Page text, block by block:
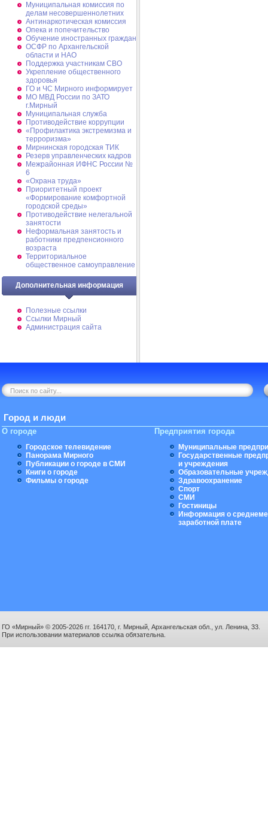
Муниципальная комиссия по
делам несовершеннолетних
Антинаркотическая комиссия
Опека и попечительство
Обучение иностранных граждан
ОСФР по Архангельской
области и НАО
Поддержка участникам СВО
Укрепление общественного
здоровья
ГО и ЧС Мирного информирует
МО МВД России по ЗАТО
г.Мирный
Муниципальная cлужба
Противодействие коррупции
«Профилактика экстремизма и
терроризма»
Мирнинская городская ТИК
Резерв управленческих кадров
Межрайонная ИФНС России №
6
«Охрана труда»
Приоритетный проект
«Формирование комфортной
городской среды»
Противодействие нелегальной
занятости
Неформальная занятость и
работники предпенсионного
возраста
Территориальное
общественное самоуправление
Дополнительная информация
Полезные ссылки
Ссылки Мирный
Администрация сайта
Город и люди
О городе
Городское телевидение
Панорама Мирного
Публикации о городе в СМИ
Книги о городе
Фильмы о городе
Предприятия города
Муниципальные
Государственные
и учреждения
Образовательные
Здравоохранение
Спорт
СМИ
Гостиницы
Информация о
заработной плате
ГО «Мирный» © 2005-2026 гг. 164170, г. Мирный, Архангельская обл., ул. Ленина, 33.
При использовании материалов ссылка обязательна.